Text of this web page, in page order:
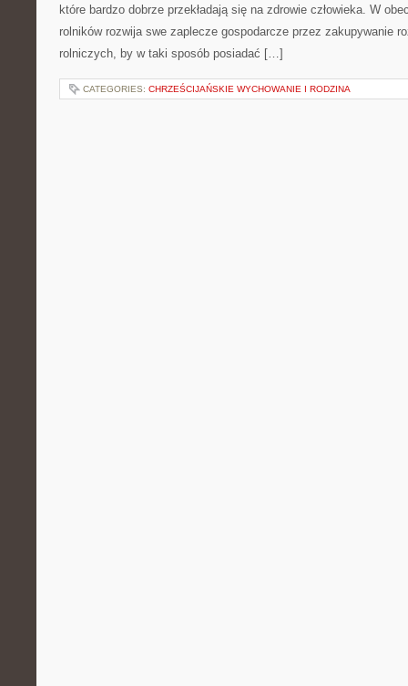
które bardzo dobrze przekładają się na zdrowie człowieka. W
rolników rozwija swe zaplecze gospodarcze przez zakupywanie
rolniczych, by w taki sposób posiadać […]
CATEGORIES: CHRZEŚCIJAŃSKIE WYCHOWANIE I RODZINA